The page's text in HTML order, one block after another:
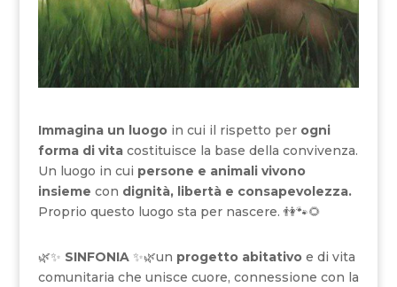
Immagina un luogoin cui il rispetto per ogni
forma di vita costituisce la base della convivenza.
Un luogo in cui persone e animali vivono
insieme con dignità, libertà e consapevolezza.
Proprio questo luogo sta per nascere. 👫🐾🌻
🌿✨ SINFONIA ✨🌿un progetto abitativo e di vita
comunitaria che unisce cuore, connessione con la